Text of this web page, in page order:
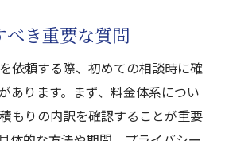
き重要な質問
依頼する際、初めての相談時に確
あります。まず、料金体系につい
もりの内訳を確認することが重要